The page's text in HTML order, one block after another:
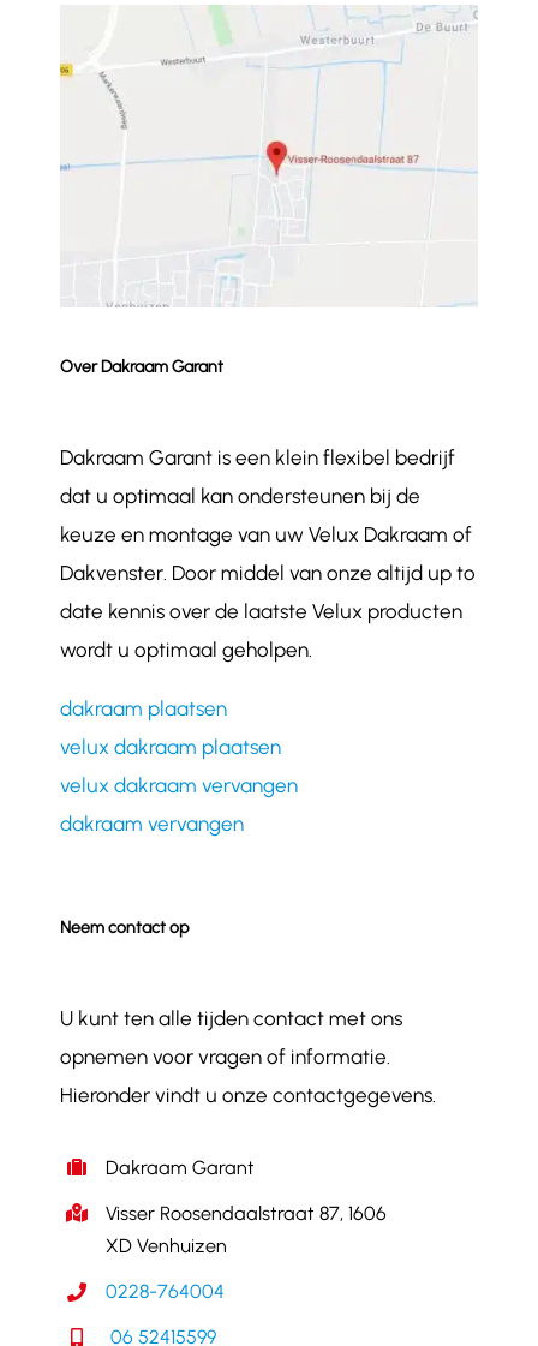
Over Dakraam Garant
Dakraam Garant is een klein flexibel bedrijf
dat u optimaal kan ondersteunen bij de
keuze en montage van uw Velux Dakraam of
Dakvenster. Door middel van onze altijd up to
date kennis over de laatste Velux producten
wordt u optimaal geholpen.
dakraam plaatsen
velux dakraam plaatsen
velux dakraam vervangen
dakraam vervangen
Neem contact op
U kunt ten alle tijden contact met ons
opnemen voor vragen of informatie.
Hieronder vindt u onze contactgegevens.
Dakraam Garant
Visser Roosendaalstraat 87, 1606
XD Venhuizen
0228-764004
06 52415599